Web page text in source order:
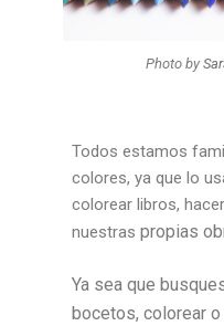
Photo by
Todos estamos
colores, ya que lo
colorear libros,
nuestras propias
Ya sea que
bocetos, colorear